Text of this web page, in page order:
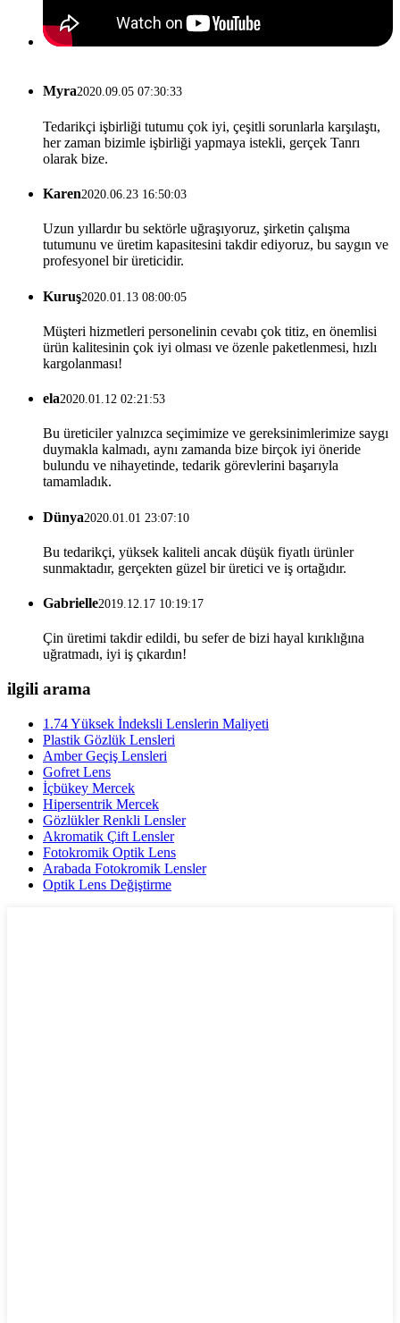
Myra2020.09.05 07:30:33
Tedarikçi işbirliği tutumu çok iyi, çeşitli sorunlarla karşılaştı,
her zaman bizimle işbirliği yapmaya istekli, gerçek Tanrı
olarak bize.
Karen2020.06.23 16:50:03
Uzun yıllardır bu sektörle uğraşıyoruz, şirketin çalışma
tutumunu ve üretim kapasitesini takdir ediyoruz, bu saygın ve
profesyonel bir üreticidir.
Kuruş2020.01.13 08:00:05
Müşteri hizmetleri personelinin cevabı çok titiz, en önemlisi
ürün kalitesinin çok iyi olması ve özenle paketlenmesi, hızlı
kargolanması!
ela2020.01.12 02:21:53
Bu üreticiler yalnızca seçimimize ve gereksinimlerimize saygı
duymakla kalmadı, aynı zamanda bize birçok iyi öneride
bulundu ve nihayetinde, tedarik görevlerini başarıyla
tamamladık.
Dünya2020.01.01 23:07:10
Bu tedarikçi, yüksek kaliteli ancak düşük fiyatlı ürünler
sunmaktadır, gerçekten güzel bir üretici ve iş ortağıdır.
Gabrielle2019.12.17 10:19:17
Çin üretimi takdir edildi, bu sefer de bizi hayal kırıklığına
uğratmadı, iyi iş çıkardın!
ilgili arama
1.74 Yüksek İndeksli Lenslerin Maliyeti
Plastik Gözlük Lensleri
Amber Geçiş Lensleri
Gofret Lens
İçbükey Mercek
Hipersentrik Mercek
Gözlükler Renkli Lensler
Akromatik Çift Lensler
Fotokromik Optik Lens
Arabada Fotokromik Lensler
Optik Lens Değiştirme